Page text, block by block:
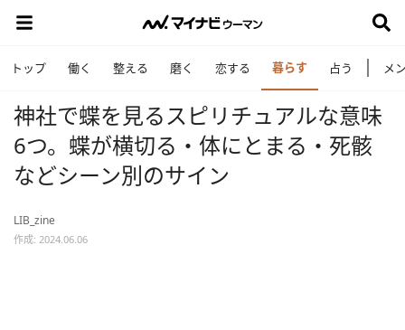
トップ 働く 整える 磨く 恋する 暮らす 占う メ
神社で蝶を見るスピリチュアルな意味
6つ。蝶が横切る・体にとまる・死骸
などシーン別のサイン
LIB_zine
作成: 2024.06.06